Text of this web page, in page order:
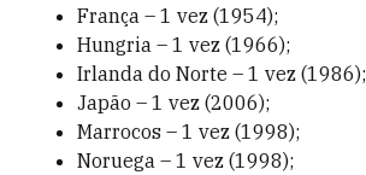
França – 1 vez (1954);
Hungria – 1 vez (1966);
Irlanda do Norte – 1 vez (1986);
Japão – 1 vez (2006);
Marrocos – 1 vez (1998);
Noruega – 1 vez (1998);